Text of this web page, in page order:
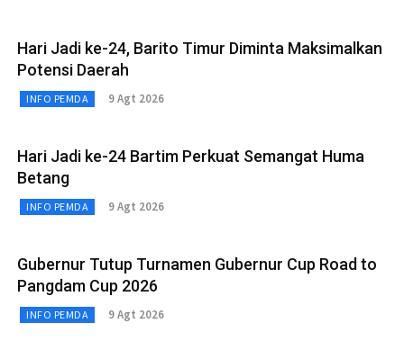
Hari Jadi ke-24, Barito Timur Diminta Maksimalkan
Potensi Daerah
INFO PEMDA 9 Agt 2026
Hari Jadi ke-24 Bartim Perkuat Semangat Huma
Betang
INFO PEMDA 9 Agt 2026
Gubernur Tutup Turnamen Gubernur Cup Road to
Pangdam Cup 2026
INFO PEMDA 9 Agt 2026